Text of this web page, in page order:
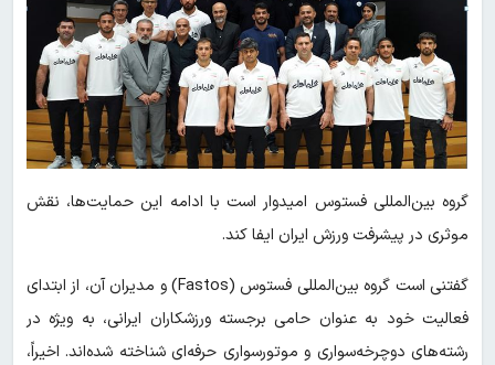
گروه بین‌المللی فستوس امیدوار است با ادامه این حمایت‌ها، نقش
موثری در پیشرفت ورزش ایران ایفا کند.
گفتنی است گروه بین‌المللی فستوس (Fastos) و مدیران آن، از ابتدای
فعالیت خود به عنوان حامی برجسته ورزشکاران ایرانی، به ویژه در
رشته‌های دوچرخه‌سواری و موتورسواری حرفه‌ای شناخته شده‌اند. اخیراً،